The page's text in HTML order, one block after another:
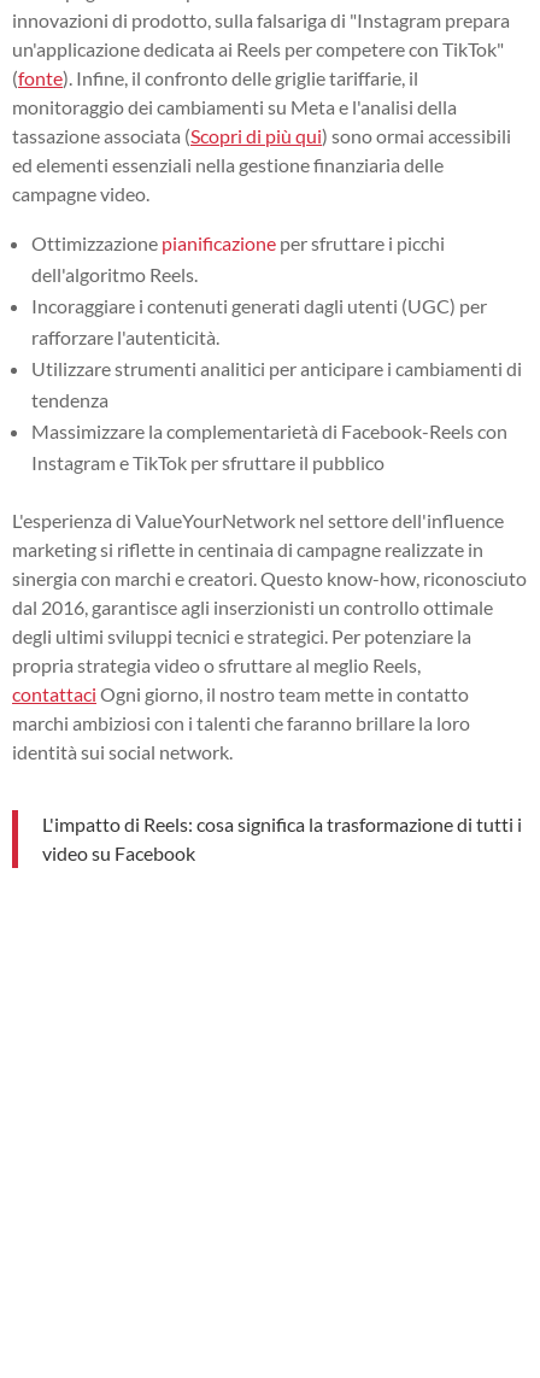
innovazioni di prodotto, sulla falsariga di "Instagram prepara
un'applicazione dedicata ai Reels per competere con TikTok"
(fonte). Infine, il confronto delle griglie tariffarie, il
monitoraggio dei cambiamenti su Meta e l'analisi della
tassazione associata (Scopri di più qui) sono ormai accessibili
ed elementi essenziali nella gestione finanziaria delle
campagne video.
Ottimizzazione pianificazione per sfruttare i picchi
dell'algoritmo Reels.
Incoraggiare i contenuti generati dagli utenti (UGC) per
rafforzare l'autenticità.
Utilizzare strumenti analitici per anticipare i cambiamenti di
tendenza
Massimizzare la complementarietà di Facebook-Reels con
Instagram e TikTok per sfruttare il pubblico
L'esperienza di ValueYourNetwork nel settore dell'influence
marketing si riflette in centinaia di campagne realizzate in
sinergia con marchi e creatori. Questo know-how, riconosciuto
dal 2016, garantisce agli inserzionisti un controllo ottimale
degli ultimi sviluppi tecnici e strategici. Per potenziare la
propria strategia video o sfruttare al meglio Reels,
contattaci Ogni giorno, il nostro team mette in contatto
marchi ambiziosi con i talenti che faranno brillare la loro
identità sui social network.
L'impatto di Reels: cosa significa la trasformazione di tutti i
video su Facebook